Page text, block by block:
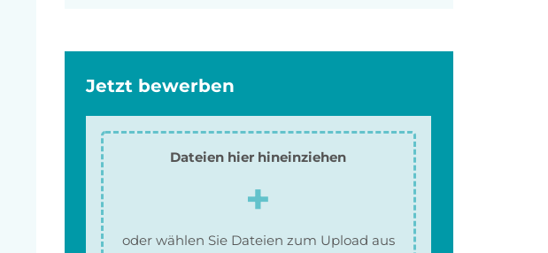
Jetzt bewerben
Dateien hier hineinziehen
oder wählen Sie Dateien zum Upload aus